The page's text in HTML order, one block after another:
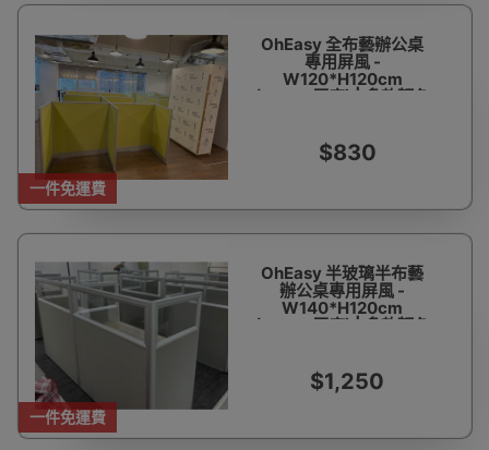
一件免運費
OhEasy 全布藝辦公桌
專用屏風 -
W120*H120cm
(32mm厚度) | 多款顏色
$830
一件免運費
OhEasy 半玻璃半布藝
辦公桌專用屏風 -
W140*H120cm
(32mm厚度) | 多款顏色
$1,250